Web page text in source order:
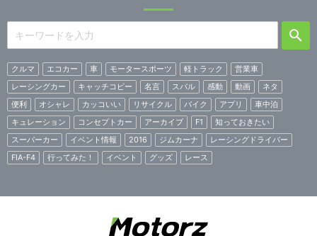
クルマ エコカー 車 モータースポーツ 軽トラック
営業車
レーシングカー
キャッチコピー 名言 スバル 感動 動画
ネタ
便利
オシャレ カッコいい リサイクル バイク アプリ
車中泊
キュレーション
コンセプトカー アーカイブ F1
知っておきたい
スーパーカー
イベント情報 2016 ジムカーナ
レーシングドライバー
FIA-F4
行ってみた！ イベント グッズ レース